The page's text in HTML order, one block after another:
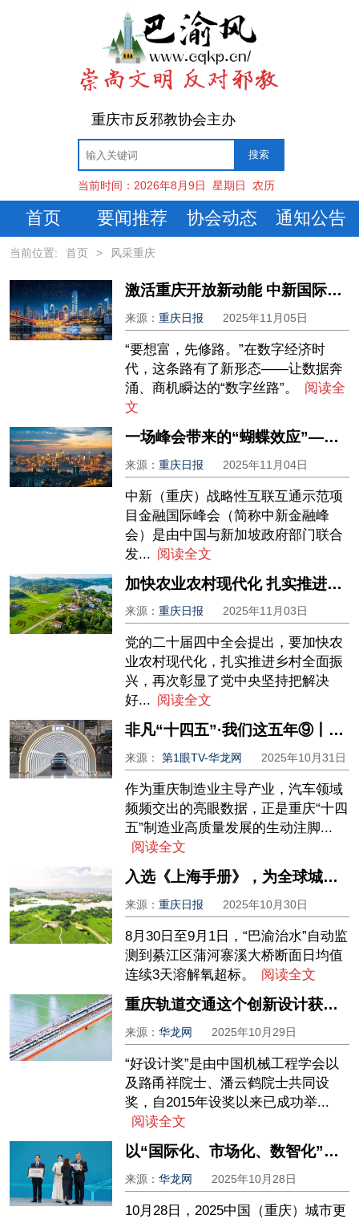
重庆市反邪教协会主办
当前时间： 2026年8月9日 星期日 农历
首页 要闻推荐 协会动态 通知公告
当前位置: 首页 > 风采重庆
激活重庆开放新动能 中新国际数据通道架起跨境“数字桥梁”
来源：重庆日报 2025年11月05日
“要想富，先修路。”在数字经济时
代，这条路有了新形态——让数据奔
涌、商机瞬达的“数字丝路”。
阅读全
文
一场峰会带来的“蝴蝶效应”——中新金融峰会促成金融合作“硕果”挂满枝
来源：重庆日报 2025年11月04日
中新（重庆）战略性互联互通示范项
目金融国际峰会（简称中新金融峰
会）是由中国与新加坡政府部门联合
发... 阅读全文
加快农业农村现代化 扎实推进乡村全面振兴
来源：重庆日报 2025年11月03日
党的二十届四中全会提出，要加快农
业农村现代化，扎实推进乡村全面振
兴，再次彰显了党中央坚持把解决
好... 阅读全文
非凡“十四五”·我们这五年⑨丨三大金名片，看重庆制造业“硬核底气”
来源： 第1眼TV-华龙网 2025年10月31日
作为重庆制造业主导产业，汽车领域
频频交出的亮眼数据，正是重庆“十四
五”制造业高质量发展的生动注脚...
阅读全文
入选《上海手册》，为全球城市治水提供“重庆经验”！“巴渝治水” 用AI+守护一江碧水
来源：重庆日报 2025年10月30日
8月30日至9月1日，“巴渝治水”自动监
测到綦江区蒲河寨溪大桥断面日均值
连续3天溶解氧超标。
阅读全文
重庆轨道交通这个创新设计获中国“好设计”金奖
来源：华龙网 2025年10月29日
“好设计奖”是由中国机械工程学会以
及路甬祥院士、潘云鹤院士共同设
奖，自2015年设奖以来已成功举...
阅读全文
以“国际化、市场化、数智化”三化驱动 重庆市可持续城市更新创新中心成立
来源：华龙网 2025年10月28日
10月28日，2025中国（重庆）城市更